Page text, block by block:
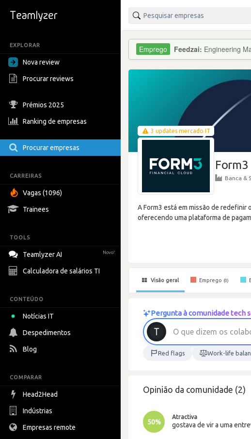
EXPLORAR
Nova review
Procurar reviews
Prémios 2025
Ranking de empresas
Procurar empresas
CARREIRAS
Vagas (1096)
Trainees
TOOLS
Teamlyzer AI Novo!
Calculadora de salários TI
CONTEÚDO
Notícias IT
Despedimentos
Blog
COMPARAR
Head2Head
Indústrias
Empresas remote
Feedzai: Engineering
3 updates mercado IT
Form3
Banca &
A Form3 está em missão de redefinir
oferecendo uma plataforma de
Visão geral Emprego (0)
Pergunta à comunidade tech
O que d izem os colab
Red flags Work-life
Opinião da comunidade (2)
50%
Atractiva
gostava de vir a uma